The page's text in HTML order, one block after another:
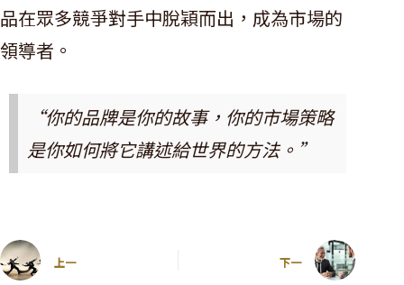
品在眾多競爭對手中脫穎而出，成為市場的
領導者。
“你的品牌是你的故事，你的市場策略
是你如何將它講述給世界的方法。”
上一 下一